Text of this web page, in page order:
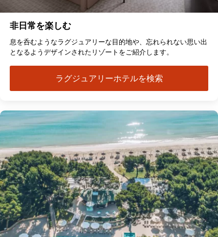
非日常を楽しむ
息を呑むようなラグジュアリーな目的地や、忘れられない思い出
となるようデザインされたリゾートをご紹介します。
ラグジュアリーホテルを検索